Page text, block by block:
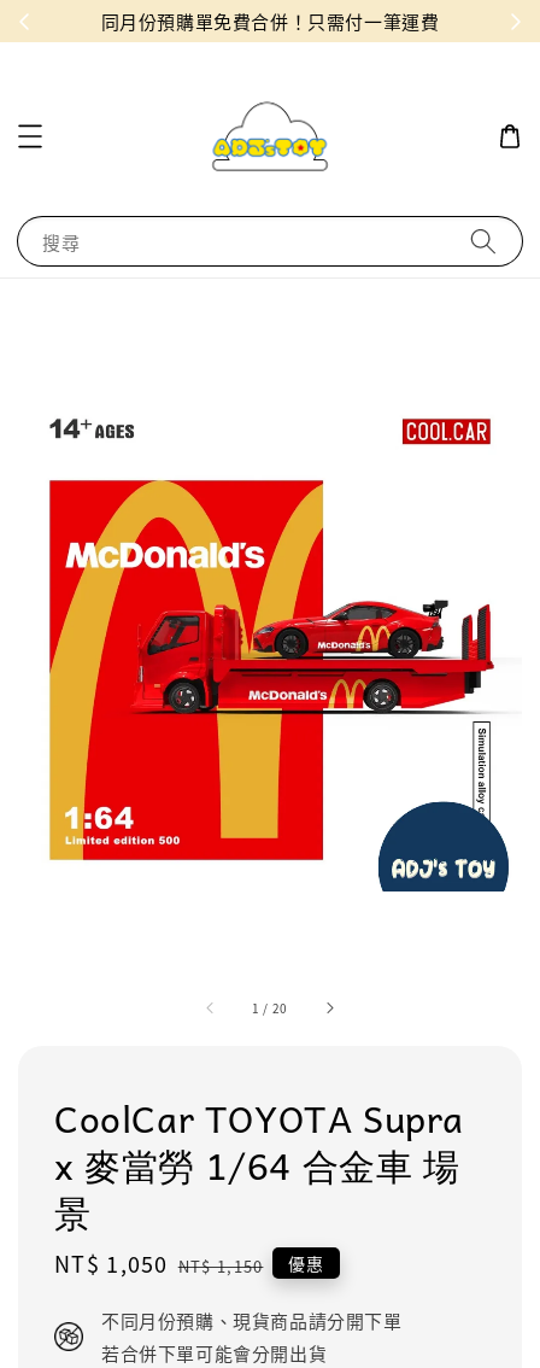
！ 同月份預購單免費合併！只需付一筆運費
搜尋
1 / 20
CoolCar TOYOTA Supra
x 麥當勞 1/64 合金車 場
景
Sale
NT$ 1,050 Regular
NT$ 1,150 優惠
不同月份預購、現貨商品請分開下單
若合併下單可能會分開出貨